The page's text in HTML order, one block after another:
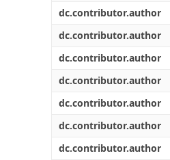
dc.contributor.author
dc.contributor.author
dc.contributor.author
dc.contributor.author
dc.contributor.author
dc.contributor.author
dc.contributor.author